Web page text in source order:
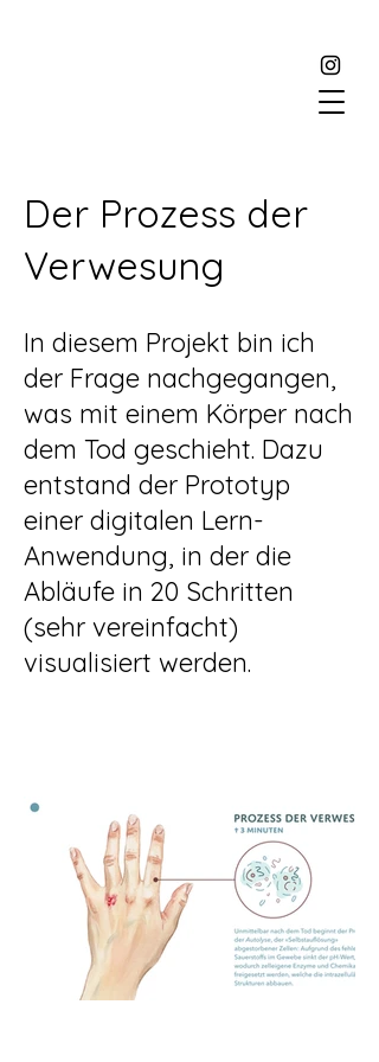
Der Prozess der
Verwesung
In diesem Projekt bin ich
der Frage nachgegangen,
was mit einem Körper nach
dem Tod geschieht. Dazu
entstand der Prototyp
einer digitalen Lern-
Anwendung, in der die
Abläufe in 20 Schritten
(sehr vereinfacht)
visualisiert werden.